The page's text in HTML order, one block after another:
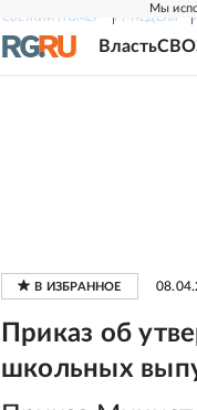
Мы
СВЕЖИЙ НОМЕР РГ-НЕДЕЛЯ
ВластьСВО
Приказ об
школьных